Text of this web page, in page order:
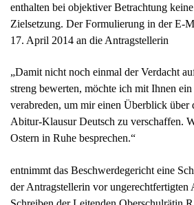
enthalten bei objektiver Betrachtung
Zielsetzung. Der Formulierung in der
17. April 2014 an die Antragstellerin
„Damit nicht noch einmal der Verdacht
streng bewerten, möchte ich mit Ihnen
verabreden, um mir einen Überblick über
Abitur-Klausur Deutsch zu verschaffen.
Ostern in Ruhe besprechen.“
entnimmt das Beschwerdegericht eine
der Antragstellerin vor ungerechtfertigten